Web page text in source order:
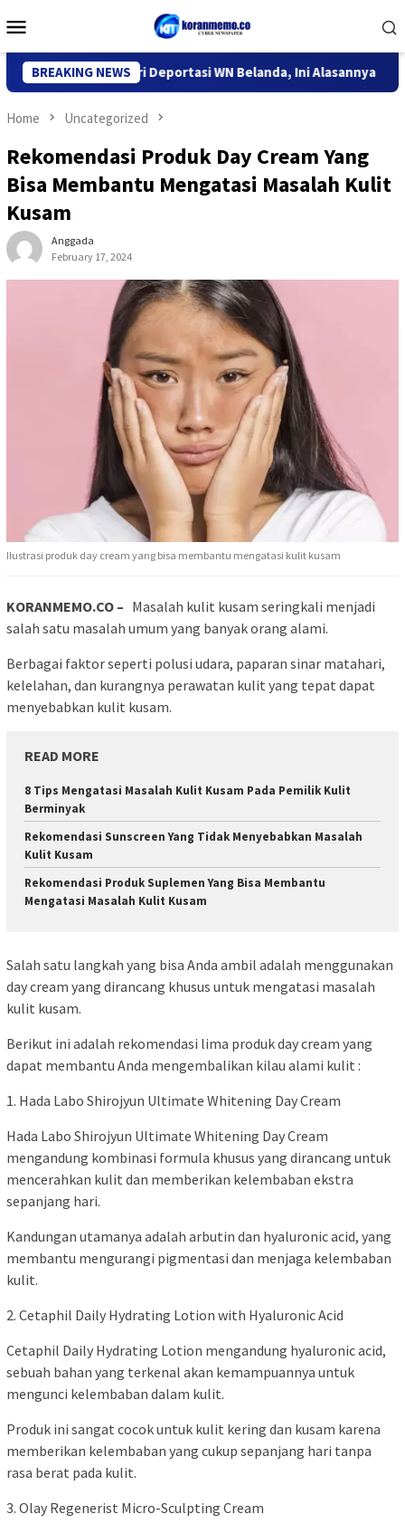
to
Menu
BREAKING NEWS
Kediri Deportasi WN Belanda, Ini Alasannya 9
Home Uncategorized
Rekomendasi Produk Day Cream Yang
Bisa Membantu Mengatasi Masalah Kulit
Kusam
Anggada
February 17, 2024
Ilustrasi produk day cream yang bisa membantu mengatasi kulit kusam
KORANMEMO.CO – Masalah kulit kusam seringkali menjadi
salah satu masalah umum yang banyak orang alami.
Berbagai faktor seperti polusi udara, paparan sinar matahari,
kelelahan, dan kurangnya perawatan kulit yang tepat dapat
menyebabkan kulit kusam.
READ MORE
8 Tips Mengatasi Masalah Kulit Kusam Pada Pemilik Kulit
Berminyak
Rekomendasi Sunscreen Yang Tidak Menyebabkan Masalah
Kulit Kusam
Rekomendasi Produk Suplemen Yang Bisa Membantu
Mengatasi Masalah Kulit Kusam
Salah satu langkah yang bisa Anda ambil adalah menggunakan
day cream yang dirancang khusus untuk mengatasi masalah
kulit kusam.
Berikut ini adalah rekomendasi lima produk day cream yang
dapat membantu Anda mengembalikan kilau alami kulit :
1. Hada Labo Shirojyun Ultimate Whitening Day Cream
Hada Labo Shirojyun Ultimate Whitening Day Cream
mengandung kombinasi formula khusus yang dirancang untuk
mencerahkan kulit dan memberikan kelembaban ekstra
sepanjang hari.
Kandungan utamanya adalah arbutin dan hyaluronic acid, yang
membantu mengurangi pigmentasi dan menjaga kelembaban
kulit.
2. Cetaphil Daily Hydrating Lotion with Hyaluronic Acid
Cetaphil Daily Hydrating Lotion mengandung hyaluronic acid,
sebuah bahan yang terkenal akan kemampuannya untuk
mengunci kelembaban dalam kulit.
Produk ini sangat cocok untuk kulit kering dan kusam karena
memberikan kelembaban yang cukup sepanjang hari tanpa
rasa berat pada kulit.
3. Olay Regenerist Micro-Sculpting Cream